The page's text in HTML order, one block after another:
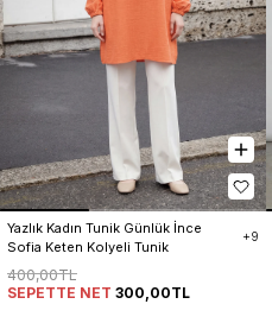
Yazlık Kadın Tunik Günlük İnce
Sofia Keten Kolyeli Tunik
+9
400,00TL
SEPETTE NET 300,00TL